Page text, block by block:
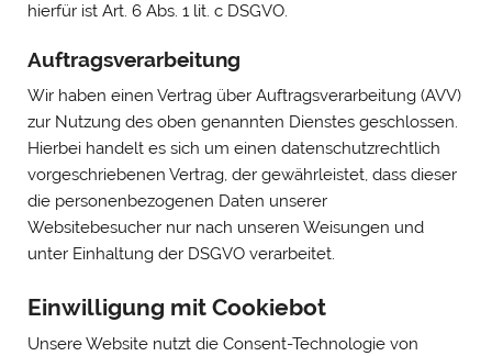
hierfür ist Art. 6 Abs. 1 lit. c DSGVO.
Auftragsverarbeitung
Wir haben einen Vertrag über Auftragsverarbeitung (AVV)
zur Nutzung des oben genannten Dienstes geschlossen.
Hierbei handelt es sich um einen datenschutzrechtlich
vorgeschriebenen Vertrag, der gewährleistet, dass dieser
die personenbezogenen Daten unserer
Websitebesucher nur nach unseren Weisungen und
unter Einhaltung der DSGVO verarbeitet.
Einwilligung mit Cookiebot
Unsere Website nutzt die Consent-Technologie von